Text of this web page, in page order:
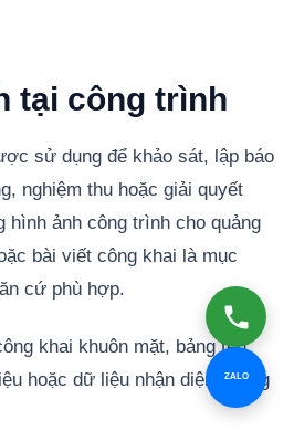
tại công trình
sử dụng để khảo sát, lập báo
nghiệm thu hoặc giải quyết
hình ảnh công trình cho quảng
bài viết công khai là mục
cứ phù hợp.
khai khuôn mặt, bảng tên,
hoặc dữ liệu nhận diện không
ZALO